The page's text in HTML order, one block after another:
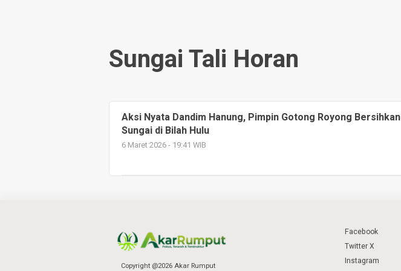
Sungai Tali Horan
Aksi Nyata Dandim Hanung, Pimpin Gotong Royong Bersihkan
Sungai di Bilah Hulu
6 Maret 2026 - 19:41 WIB
Copyright @2026 Akar Rumput
Facebook
Twitter X
Instagram